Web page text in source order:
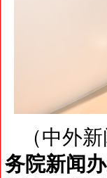
（中外新
务院新闻